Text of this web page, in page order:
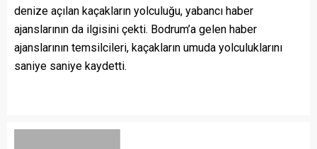
denize açılan kaçakların yolculuğu, yabancı haber
ajanslarının da ilgisini çekti. Bodrum’a gelen haber
ajanslarının temsilcileri, kaçakların umuda yolculuklarını
saniye saniye kaydetti.